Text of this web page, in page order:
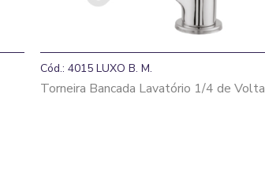
Cód.: 4015 LUXO B. M.
Torneira Bancada Lavatório 1/4 de Volta